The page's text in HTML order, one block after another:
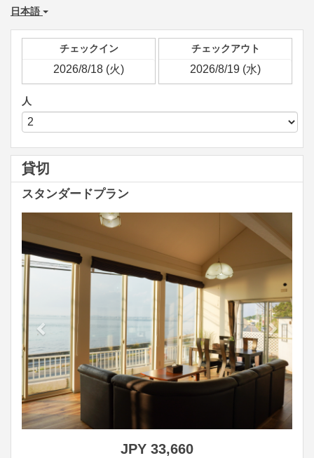
日本語
チェックイン チェックアウト
人
貸切
スタンダードプラン
JPY 33,660